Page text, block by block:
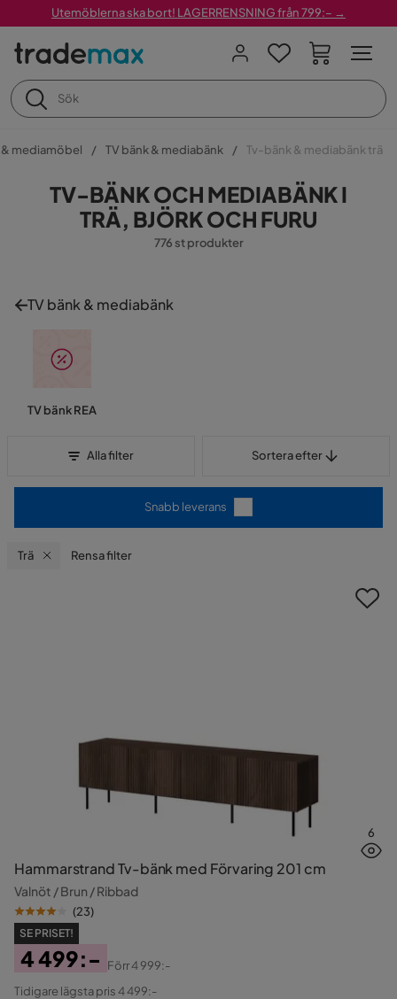
Utemöblerna ska bort! LAGERRENSNING från 799:– →
mediamöbel TV bänk & mediabänk Tv-bänk & mediabänk trä
TV-BÄNK OCH MEDIABÄNK I
TRÄ, BJÖRK OCH FURU
776 st produkter
TV bänk & mediabänk
TV bänk REA
Alla filter Sortera efter
Snabb leverans
Trä Rensa filter
6
Hammarstrand Tv-bänk med Förvaring 201 cm
Valnöt / Brun / Ribbad
(23)
SE PRISET!
Pris
4 499:-
Original
Förr4 999:-
Tidigare lägsta pris 4 499:-